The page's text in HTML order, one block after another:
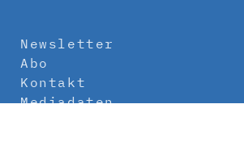
Newsletter
Abo
Kontakt
Mediadaten